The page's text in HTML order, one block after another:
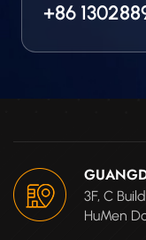
+86
3F, C
HuMen